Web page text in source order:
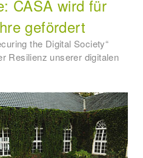
CASA wird für
gefördert
the Digital Society“
Resilienz unserer digitalen